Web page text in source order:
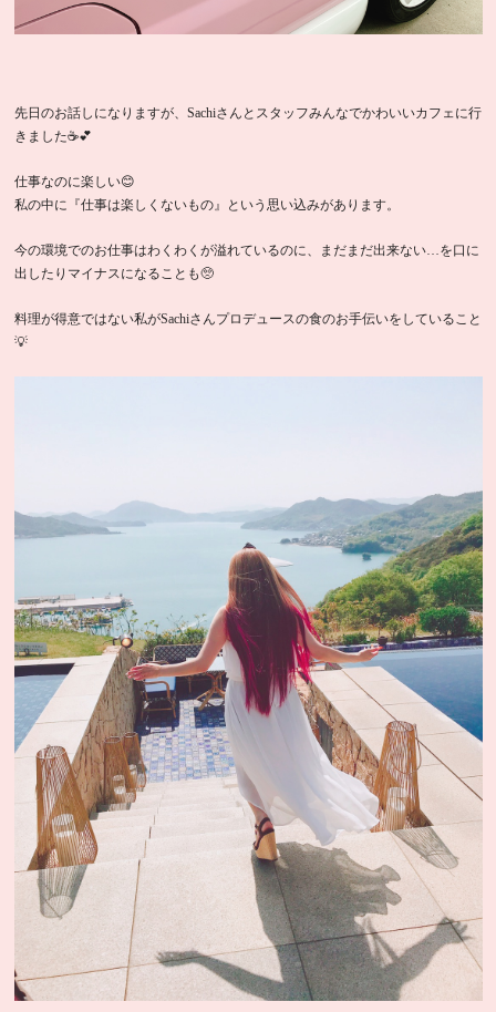
先日のお話しになりますが、Sachiさんとスタッフみんなでかわいいカフェに行
きました☕💕
仕事なのに楽しい😊
私の中に『仕事は楽しくないもの』という思い込みがあります。
今の環境でのお仕事はわくわくが溢れているのに、まだまだ出来ない…を口に
出したりマイナスになることも🥺
料理が得意ではない私がSachiさんプロデュースの食のお手伝いをしていること
💡